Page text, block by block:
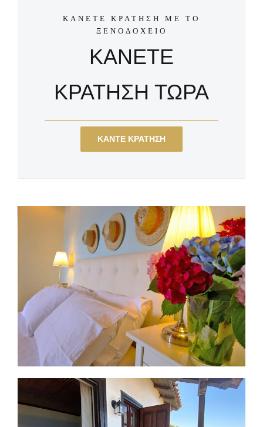
ΚΑΝΕΤΕ ΚΡΑΤΗΣΗ ΜΕ ΤΟ
ΞΕΝΟΔΟΧΕΙΟ
ΚΑΝΕΤΕ
ΚΡΑΤΗΣΗ ΤΩΡΑ
ΚΑΝΤΕ ΚΡΑΤΗΣΗ